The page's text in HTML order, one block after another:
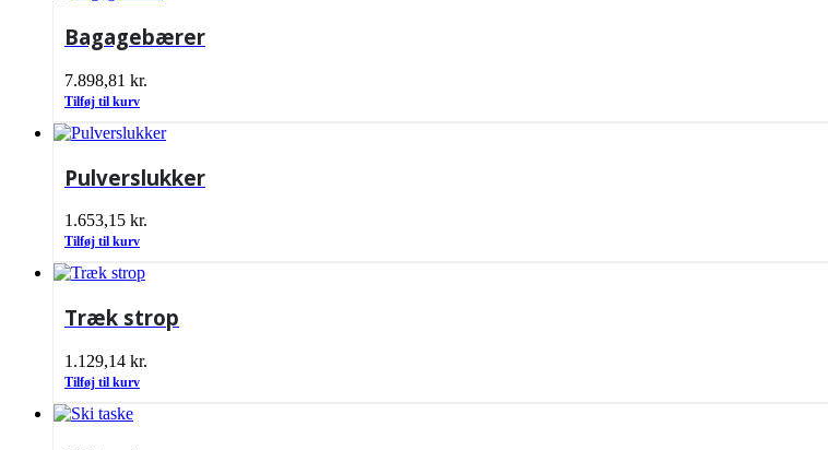
Bagagebærer
7.898,81 kr.
Tilføj til kurv
Pulverslukker
1.653,15 kr.
Tilføj til kurv
Træk strop
1.129,14 kr.
Tilføj til kurv